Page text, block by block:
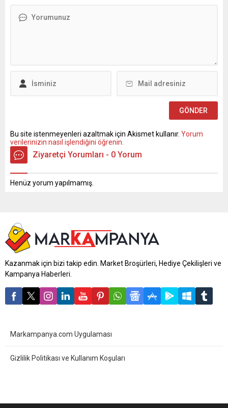
Bu site istenmeyenleri azaltmak için Akismet kullanır. Yorum
verilerinizin nasıl işlendiğini öğrenin.
Ziyaretçi Yorumları - 0 Yorum
Henüz yorum yapılmamış.
Kazanmak için bizi takip edin. Market Broşürleri, Hediye Çekilişleri ve
Kampanya Haberleri.
Markampanya.com Uygulaması
Gizlilik Politikası ve Kullanım Koşuları